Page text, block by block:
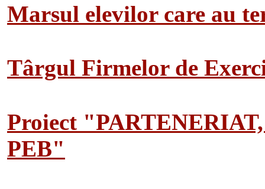
Marsul elevilor care au
Târgul Firmelor de
Proiect
PEB"